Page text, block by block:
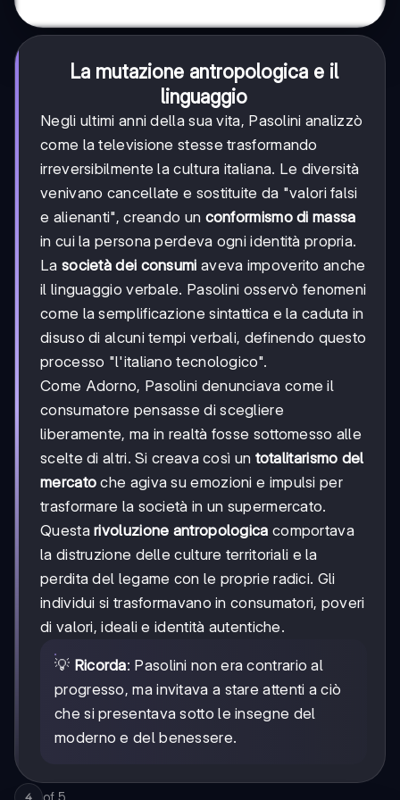
La mutazione antropologica e il
linguaggio
Negli ultimi anni della sua vita, Pasolini analizzò
come la televisione stesse trasformando
irreversibilmente la cultura italiana. Le diversità
venivano cancellate e sostituite da "valori falsi
e alienanti", creando un conformismo di massa
in cui la persona perdeva ogni identità propria.
La società dei consumi aveva impoverito anche
il linguaggio verbale. Pasolini osservò fenomeni
come la semplificazione sintattica e la caduta in
disuso di alcuni tempi verbali, definendo questo
processo "l'italiano tecnologico".
Come Adorno, Pasolini denunciava come il
consumatore pensasse di scegliere
liberamente, ma in realtà fosse sottomesso alle
scelte di altri. Si creava così un totalitarismo del
mercato che agiva su emozioni e impulsi per
trasformare la società in un supermercato.
Questarivoluzione antropologica comportava
la distruzione delle culture territoriali e la
perdita del legame con le proprie radici. Gli
individui si trasformavano in consumatori, poveri
di valori, ideali e identità autentiche.
💡 Ricorda: Pasolini non era contrario al
progresso, ma invitava a stare attenti a ciò
che si presentava sotto le insegne del
moderno e del benessere.
4 of 5